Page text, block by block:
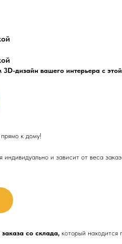
дизайн вашего интерьера с
к дому!
индивидуально и зависит от веса
со склада, который находится